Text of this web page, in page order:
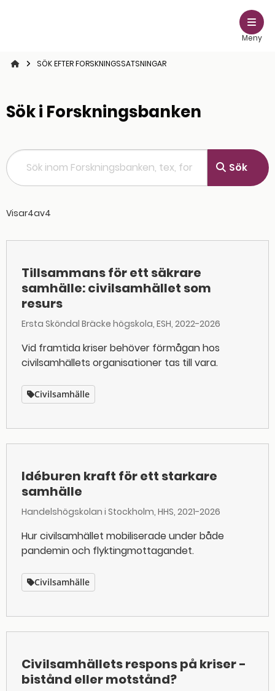
Meny
STARTSIDANSÖK EFTER FORSKNINGSSATSNINGAR
Sök i Forskningsbanken
Sök inom Forskningsbanken, tex, forskare
Sök
Visar4av4
Tillsammans för ett säkrare
samhälle: civilsamhället som
resurs
Ersta Sköndal Bräcke högskola, ESH 2022-2026
Vid framtida kriser behöver förmågan hos
civilsamhällets organisationer tas till vara.
Civilsamhälle
Idéburen kraft för ett starkare
samhälle
Handelshögskolan i Stockholm, HHS 2021-2026
Hur civilsamhället mobiliserade under både
pandemin och flyktingmottagandet.
Civilsamhälle
Civilsamhällets respons på kriser -
bistånd eller motstånd?